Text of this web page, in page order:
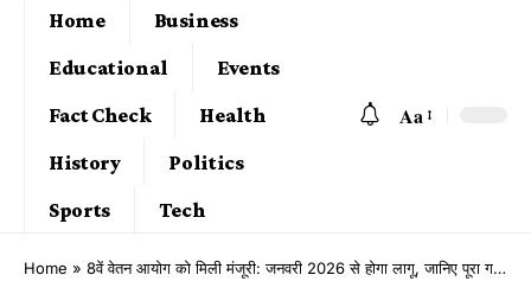
Home
Business
Educational
Events
Fact Check
Health
History
Politics
Sports
Tech
Aa
Home » 8वें वेतन आयोग को मिली मंजूरी: जनवरी 2026 से होगा लागू, जानिए पूरा गणित